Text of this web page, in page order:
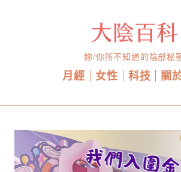
妳/你所不知道的陰部秘
月經 女性 科技 關